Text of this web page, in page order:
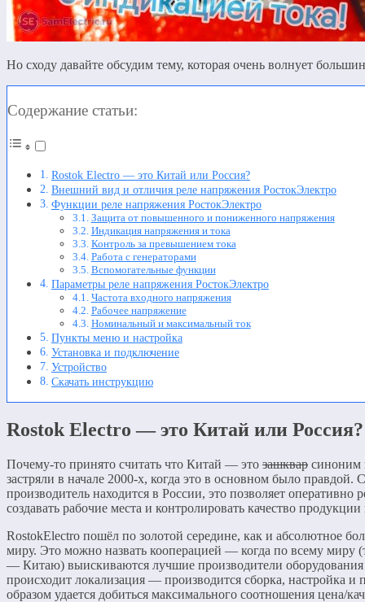
Но сходу давайте обсудим тему, которая очень волнует
Содержание статьи:
Rostok Electro — это Китай или Россия?
Внешний вид и отличия реле напряжения РостокЭлектро
Функции реле напряжения РостокЭлектро
Защита от повышенного и пониженного напряжения
Индикация напряжения и тока
Контроль за превышением тока
Работа с генераторами
Вспомогательные функции
Параметры реле напряжения РостокЭлектро
Частота входного напряжения
Рабочее напряжение
Номинальный и максимальный ток
Пункты меню и настройка
Установка и подключение
Устройство
Скачать инструкцию
Rostok Electro — это Китай или Россия?
Почему-то принято считать что Китай — это зашквар синоним
застряли в начале 2000-х, когда это в основном было правдой.
производитель находится в России, это позволяет оперативно
создавать рабочие места и контролировать качество продукции
RostokElectro пошёл по золотой середине, как и абсолютное
миру. Это можно назвать кооперацией — когда по всему миру
— Китаю) выискиваются лучшие производители
происходит локализация — производится сборка, настройка и
образом удается добиться максимального соотношения цена/